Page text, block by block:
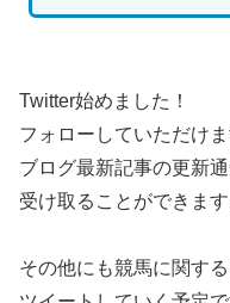
Twitter始めました！
フォローしていただけま
ブログ最新記事の更新
受け取ることができます
その他にも競馬に関す